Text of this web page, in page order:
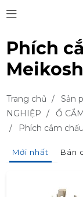
Phích
Trang chủ / Sản
NGHIỆP /
Ổ
/
Phích cắm
Mới nhất Bán